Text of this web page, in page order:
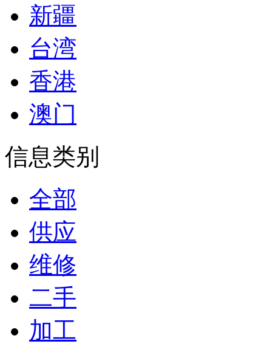
新疆
台湾
香港
澳门
信息类别
全部
供应
维修
二手
加工